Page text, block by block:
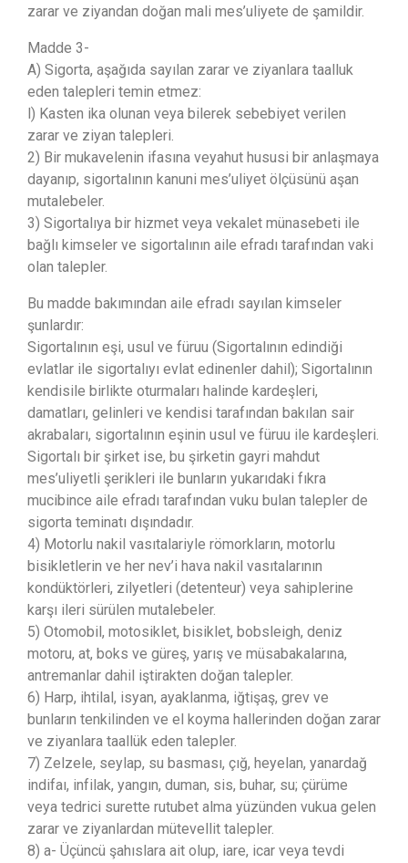
zarar ve ziyandan doğan mali mes’uliyete de şamildir.
Madde 3-
A) Sigorta, aşağıda sayılan zarar ve ziyanlara taalluk
eden talepleri temin etmez:
l) Kasten ika olunan veya bilerek sebebiyet verilen
zarar ve ziyan talepleri.
2) Bir mukavelenin ifasına veyahut hususi bir anlaşmaya
dayanıp, sigortalının kanuni mes’uliyet ölçüsünü aşan
mutalebeler.
3) Sigortalıya bir hizmet veya vekalet münasebeti ile
bağlı kimseler ve sigortalının aile efradı tarafından vaki
olan talepler.
Bu madde bakımından aile efradı sayılan kimseler
şunlardır:
Sigortalının eşi, usul ve füruu (Sigortalının edindiği
evlatlar ile sigortalıyı evlat edinenler dahil); Sigortalının
kendisile birlikte oturmaları halinde kardeşleri,
damatları, gelinleri ve kendisi tarafından bakılan sair
akrabaları, sigortalının eşinin usul ve füruu ile kardeşleri.
Sigortalı bir şirket ise, bu şirketin gayri mahdut
mes’uliyetli şerikleri ile bunların yukarıdaki fıkra
mucibince aile efradı tarafından vuku bulan talepler de
sigorta teminatı dışındadır.
4) Motorlu nakil vasıtalariyle römorkların, motorlu
bisikletlerin ve her nev’i hava nakil vasıtalarının
kondüktörleri, zilyetleri (detenteur) veya sahiplerine
karşı ileri sürülen mutalebeler.
5) Otomobil, motosiklet, bisiklet, bobsleigh, deniz
motoru, at, boks ve güreş, yarış ve müsabakalarına,
antremanlar dahil iştirakten doğan talepler.
6) Harp, ihtilal, isyan, ayaklanma, iğtişaş, grev ve
bunların tenkilinden ve el koyma hallerinden doğan zarar
ve ziyanlara taallük eden talepler.
7) Zelzele, seylap, su basması, çığ, heyelan, yanardağ
indifaı, infilak, yangın, duman, sis, buhar, su; çürüme
veya tedrici surette rutubet alma yüzünden vukua gelen
zarar ve ziyanlardan mütevellit talepler.
8) a- Üçüncü şahıslara ait olup, iare, icar veya tevdi